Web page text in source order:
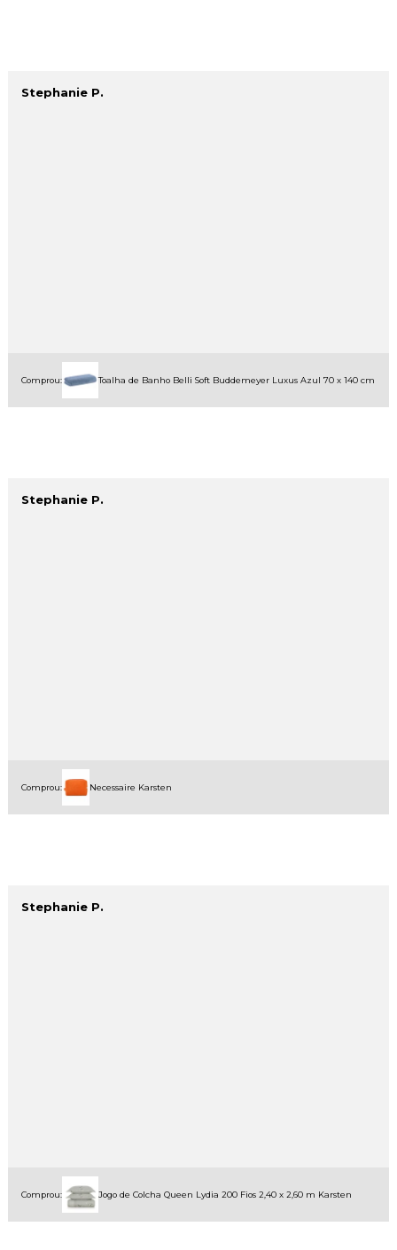
Stephanie P.
Comprou: Toalha de Banho Belli Soft Buddemeyer Luxus Azul 70 x 140 cm
Stephanie P.
Comprou: Necessaire Karsten
Stephanie P.
Comprou: Jogo de Colcha Queen Lydia 200 Fios 2,40 x 2,60 m Karsten